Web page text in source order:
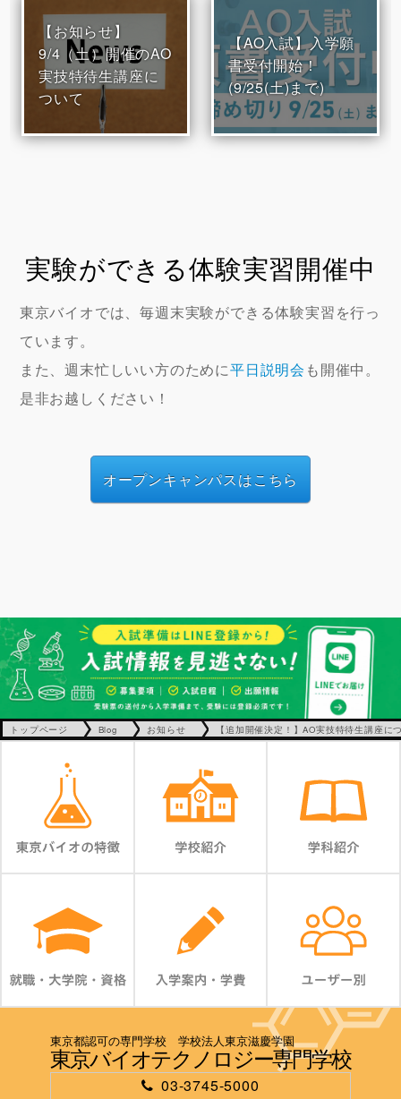
【お知らせ】
9/4（土）開催のAO
実技特待生講座に
ついて
【AO入試】入学願
書受付開始！
(9/25(土)まで)
実験ができる体験実習開催中
東京バイオでは、毎週末実験ができる体験実習を行っ
ています。
また、週末忙しいい方のために平日説明会 も開催中。
是非お越しください！
オープンキャンパスはこちら
トップページ Blog お知らせ 【追加開催決定！】AO実技特待生講座に
東京都認可の専門学校 学校法人東京滋慶学園
東京バイオテクノロジー専門学校
03-3745-5000